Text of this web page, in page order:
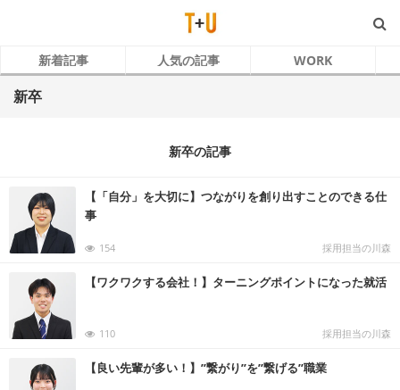
新着記事 人気の記事 WORK
新卒
新卒の記事
【「自分」を大切に】つながりを創り出すことのできる仕
事
154 採用担当の川森
【ワクワクする会社！】ターニングポイントになった就活
110 採用担当の川森
【良い先輩が多い！】’’繋がり’’を’’繋げる’’職業